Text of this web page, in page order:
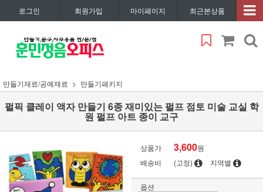
로그인 회원가입 마이페이지 최근본상품
만들기재료/공예재료 만들기패키지
펄픽 클레이 액자 만들기 6종 재미있는 펄프 점토 미술 교실 학
원 펄프 아트 종이 교구
상품가 3,600원
배송비
(고정) 지역별
옵션